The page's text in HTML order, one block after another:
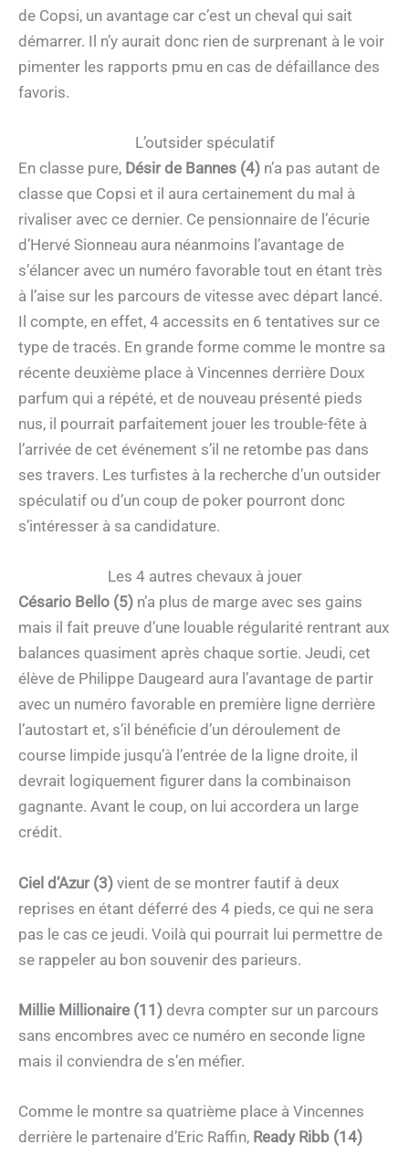
de Copsi, un avantage car c’est un cheval qui sait
démarrer. Il n’y aurait donc rien de surprenant à le voir
pimenter les rapports pmu en cas de défaillance des
favoris.
L’outsider spéculatif
En classe pure, Désir de Bannes (4) n’a pas autant de
classe que Copsi et il aura certainement du mal à
rivaliser avec ce dernier. Ce pensionnaire de l’écurie
d’Hervé Sionneau aura néanmoins l’avantage de
s’élancer avec un numéro favorable tout en étant très
à l’aise sur les parcours de vitesse avec départ lancé.
Il compte, en effet, 4 accessits en 6 tentatives sur ce
type de tracés. En grande forme comme le montre sa
récente deuxième place à Vincennes derrière Doux
parfum qui a répété, et de nouveau présenté pieds
nus, il pourrait parfaitement jouer les trouble-fête à
l’arrivée de cet événement s’il ne retombe pas dans
ses travers. Les turfistes à la recherche d’un outsider
spéculatif ou d’un coup de poker pourront donc
s’intéresser à sa candidature.
Les 4 autres chevaux à jouer
Césario Bello (5) n’a plus de marge avec ses gains
mais il fait preuve d’une louable régularité rentrant aux
balances quasiment après chaque sortie. Jeudi, cet
élève de Philippe Daugeard aura l’avantage de partir
avec un numéro favorable en première ligne derrière
l’autostart et, s’il bénéficie d’un déroulement de
course limpide jusqu’à l’entrée de la ligne droite, il
devrait logiquement figurer dans la combinaison
gagnante. Avant le coup, on lui accordera un large
crédit.
Ciel d’Azur (3) vient de se montrer fautif à deux
reprises en étant déferré des 4 pieds, ce qui ne sera
pas le cas ce jeudi. Voilà qui pourrait lui permettre de
se rappeler au bon souvenir des parieurs.
Millie Millionaire (11) devra compter sur un parcours
sans encombres avec ce numéro en seconde ligne
mais il conviendra de s’en méfier.
Comme le montre sa quatrième place à Vincennes
derrière le partenaire d’Eric Raffin, Ready Ribb (14)